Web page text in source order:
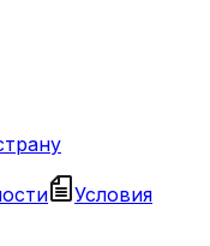
Условия